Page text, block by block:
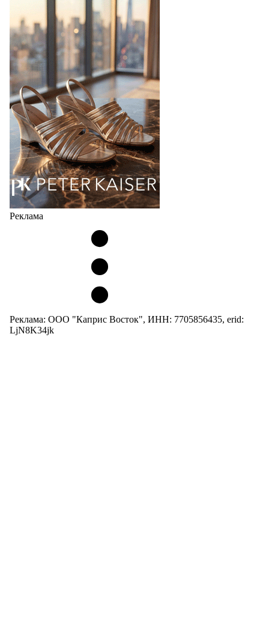
Bubble
Популярный силуэт бренда,1999 года выпуска,
соответствует сегодняшнему тренду на
сникерины (гибридный вариант балеток и
кроссовок обтекаемой формы и с тонкой подошвой).
Но в модели Miu Miu Bubble присутствует еще и…
05.08.2026 2801
Реклама
Реклама: ООО "Каприс Восток", ИНН: 7705856435, erid:
LjN8K34jk